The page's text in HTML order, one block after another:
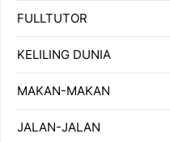
FULLTUTOR
KELILING DUNIA
MAKAN-MAKAN
JALAN-JALAN